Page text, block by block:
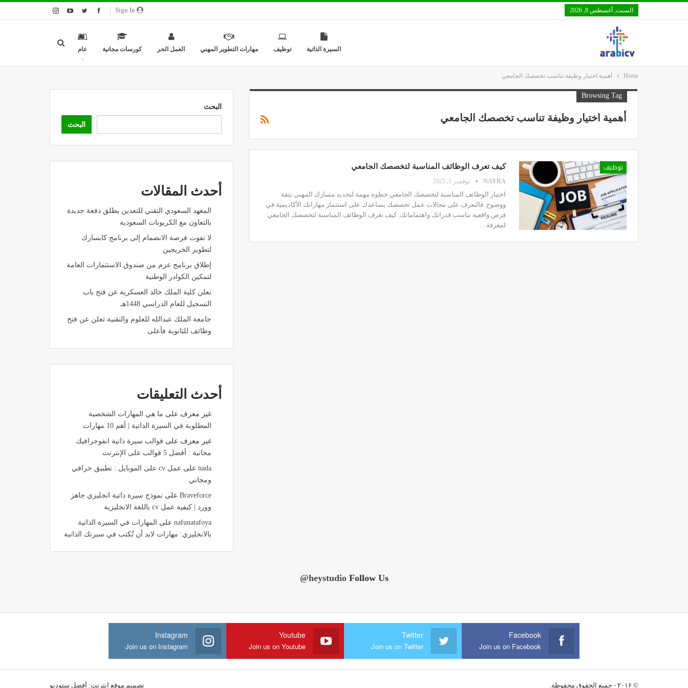
السبت, أغسطس 8, 2026
السيرة الذاتية توظيف مهارات التطوير المهني العمل الحر كورسات مجانية عام
Home أهمية اختيار وظيفة تناسب تخصصك الجامعي
Browsing Tag
أهمية اختيار وظيفة تناسب تخصصك الجامعي
توظيف كيف تعرف الوظائف المناسبة لتخصصك الجامعي
NAYRA نوفمبر 1, 2025
اختيار الوظائف المناسبة لتخصصك الجامعي خطوة مهمة لتحديد مسارك المهني بثقة
ووضوح. فالتعرف على مجالات عمل تخصصك يساعدك على استثمار مهاراتك الأكاديمية في
فرص واقعية تناسب قدراتك واهتماماتك. كيف تعرف الوظائف المناسبة لتخصصك الجامعي
لمعرفة…
البحث
البحث
أحدث المقالات
المعهد السعودي التقني للتعدين يطلق دفعة جديدة
بالتعاون مع الكربونات السعودية
لا تفوت فرصة الانضمام إلى برنامج كابسارك
لتطوير الخريجين
إطلاق برنامج عزم من صندوق الاستثمارات العامة
لتمكين الكوادر الوطنية
تعلن كلية الملك خالد العسكرية عن فتح باب
التسجيل للعام الدراسي 1448هـ
جامعة الملك عبدالله للعلوم والتقنية تعلن عن فتح
وظائف للثانوية فأعلى
أحدث التعليقات
غير معرف على ما هي المهارات الشخصية
المطلوبة في السيرة الذاتية | أهم 10 مهارات
غير معرف على قوالب سيرة ذاتية انفوجرافيك
مجانية : أفضل 5 قوالب على الإنترنت
nadaعلى
عمل cv على الموبايل : تطبيق خرافي
ومجاني
Braveforceعلى نموذج سيرة ذاتية انجليزي جاهز
وورد | كيفية عمل cv باللغة الانجليزية
nafunatafoyaعلى
المهارات في السيرة الذاتية
بالانجليزي: مهارات لابد أن تُكتب في سيرتك الذاتية
Follow Us
@heystudio
Facebook
Join us on Facebook
Twitter
Join us on Twitter
Youtube
Join us on Youtube
Instagram
Join us on Instagram
© ۲۰۱۶ - جميع الحقوق محفوظة. تصميم موقع انترنت: أفضل ستوديو